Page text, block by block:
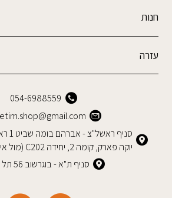
חנות
עזרה
054-6988559
יוקה פארק, קומה 2, יחידה C202 (מול איקאה)
סניף ת"א - בוגרשוב 56 תל אביב